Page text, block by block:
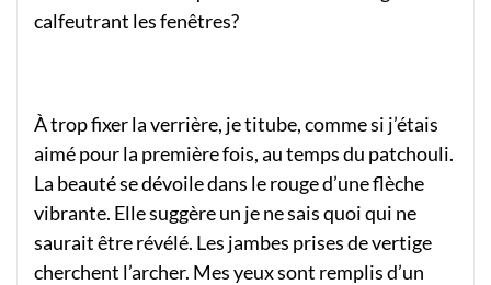
calfeutrant les fenêtres?
À trop fixer la verrière, je titube, comme si j’étais
aimé pour la première fois, au temps du patchouli.
La beauté se dévoile dans le rouge d’une flèche
vibrante. Elle suggère un je ne sais quoi qui ne
saurait être révélé. Les jambes prises de vertige
cherchent l’archer. Mes yeux sont remplis d’un